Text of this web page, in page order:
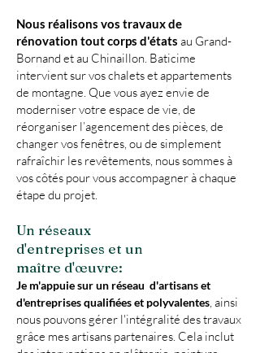
Nous réalisons vos travaux de
rénovation tout corps d'états au Grand-
Bornand et au Chinaillon. Baticime
intervient sur vos chalets et appartements
de montagne. Que vous ayez envie de
moderniser votre espace de vie, de
réorganiser l’agencement des pièces, de
changer vos fenêtres, ou de simplement
rafraîchir les revêtements, nous sommes à
vos côtés pour vous accompagner à chaque
étape du projet.
Un réseaux
d'entreprises et un
maître d'œuvre:
Je m'appuie sur un réseau d'artisans et
d'entreprises qualifiées et polyvalentes, ainsi
nous pouvons gérer l'intégralité des travaux
grâce mes artisans partenaires. Cela inclut